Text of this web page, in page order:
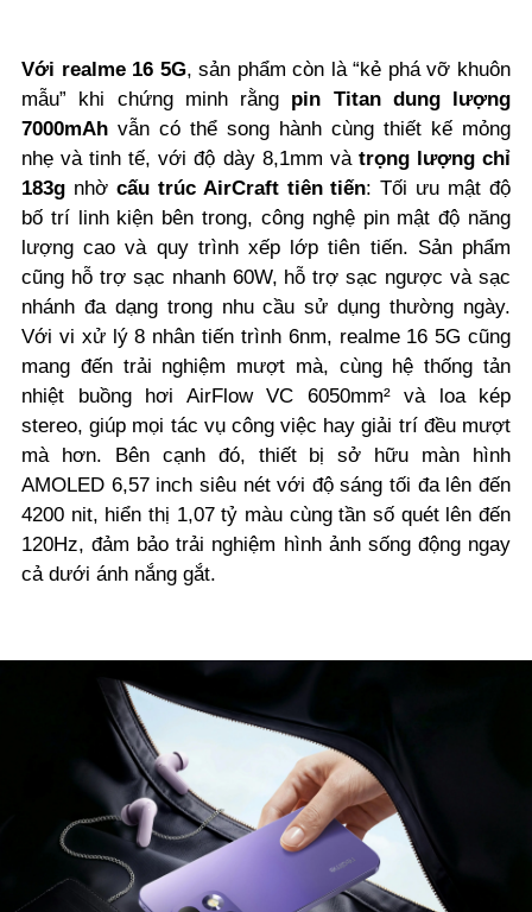
Với realme 16 5G, sản phẩm còn là “kẻ phá vỡ khuôn
mẫu” khi chứng minh rằng pin Titan dung lượng
7000mAh vẫn có thể song hành cùng thiết kế mỏng
nhẹ và tinh tế, với độ dày 8,1mm và trọng lượng chỉ
183g nhờ cấu trúc AirCraft tiên tiến: Tối ưu mật độ
bố trí linh kiện bên trong, công nghệ pin mật độ năng
lượng cao và quy trình xếp lớp tiên tiến. Sản phẩm
cũng hỗ trợ sạc nhanh 60W, hỗ trợ sạc ngược và sạc
nhánh đa dạng trong nhu cầu sử dụng thường ngày.
Với vi xử lý 8 nhân tiến trình 6nm, realme 16 5G cũng
mang đến trải nghiệm mượt mà, cùng hệ thống tản
nhiệt buồng hơi AirFlow VC 6050mm² và loa kép
stereo, giúp mọi tác vụ công việc hay giải trí đều mượt
mà hơn. Bên cạnh đó, thiết bị sở hữu màn hình
AMOLED 6,57 inch siêu nét với độ sáng tối đa lên đến
4200 nit, hiển thị 1,07 tỷ màu cùng tần số quét lên đến
120Hz, đảm bảo trải nghiệm hình ảnh sống động ngay
cả dưới ánh nắng gắt.